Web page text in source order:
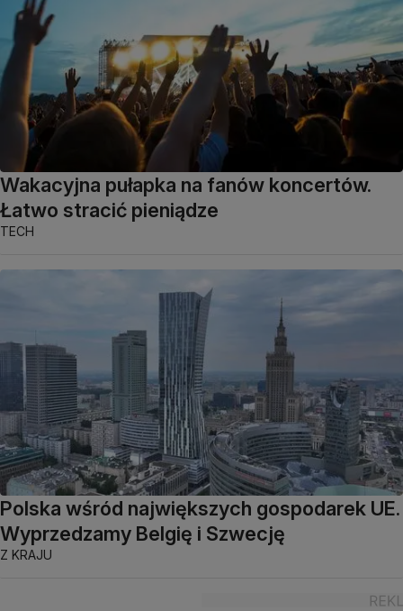
Wakacyjna pułapka na fanów koncertów.
Łatwo stracić pieniądze
TECH
Polska wśród największych gospodarek UE.
Wyprzedzamy Belgię i Szwecję
Z KRAJU